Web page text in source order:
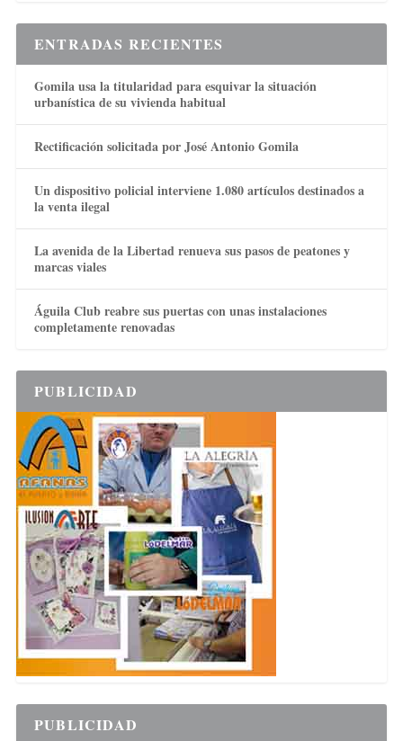
ENTRADAS RECIENTES
Gomila usa la titularidad para esquivar la situación
urbanística de su vivienda habitual
Rectificación solicitada por José Antonio Gomila
Un dispositivo policial interviene 1.080 artículos destinados a
la venta ilegal
La avenida de la Libertad renueva sus pasos de peatones y
marcas viales
Águila Club reabre sus puertas con unas instalaciones
completamente renovadas
PUBLICIDAD
PUBLICIDAD